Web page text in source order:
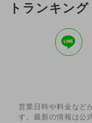
トランキング
営業日時や料金など
す。最新の情報は公